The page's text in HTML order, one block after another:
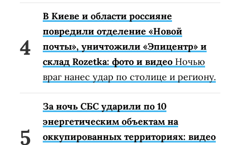
В Киеве и области россияне
повредили отделение «Новой
почты», уничтожили «Эпицентр» и
склад Rozetka: фото и видео Ночью
враг нанес удар по столице и региону.
За ночь СБС ударили по 10
энергетическим объектам на
оккупированных территориях: видео